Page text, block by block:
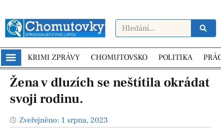
KRIMI ZPRÁVY CHOMUTOVSKO POLITIKA
Žena v dluzích se neštítila okrádat
svoji rodinu.
Zveřejněno: 1 srpna, 2023